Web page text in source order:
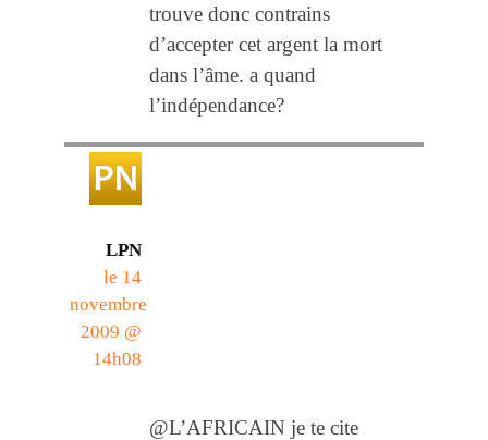
trouve donc contrains
d’accepter cet argent la mort
dans l’âme. a quand
l’indépendance?
LPN
le 14
novembre
2009 @
14h08
@L’AFRICAIN je te cite